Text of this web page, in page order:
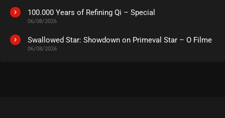
100.000 Years of Refining Qi – Special
06/08/2026
Swallowed Star: Showdown on Primeval Star – O Filme
06/08/2026